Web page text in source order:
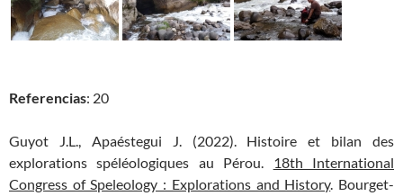
Referencias: 20
Guyot J.L., Apaéstegui J. (2022). Histoire et bilan des
explorations spéléologiques au Pérou. 18th International
Congress of Speleology : Explorations and History. Bourget-